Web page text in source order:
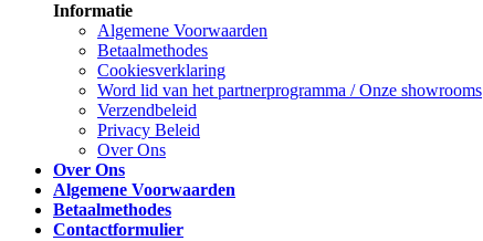
Informatie
Algemene Voorwaarden
Betaalmethodes
Cookiesverklaring
Word lid van het partnerprogramma / Onze showrooms
Verzendbeleid
Privacy Beleid
Over Ons
Over Ons
Algemene Voorwaarden
Betaalmethodes
Contactformulier